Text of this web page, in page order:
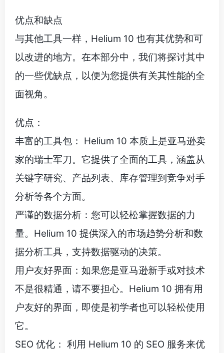
优点和缺点
与其他工具一样，Helium 10 也有其优势和可
以改进的地方。在本部分中，我们将探讨其中
的一些优缺点，以便为您提供有关其性能的全
面视角。
优点：
丰富的工具包： Helium 10 本质上是亚马逊卖
家的瑞士军刀。它提供了全面的工具，涵盖从
关键字研究、产品列表、库存管理到竞争对手
分析等各个方面。
严谨的数据分析：您可以轻松掌握数据的力
量。Helium 10 提供深入的市场趋势分析和数
据分析工具，支持数据驱动的决策。
用户友好界面：如果您是亚马逊新手或对技术
不是很精通，请不要担心。Helium 10 拥有用
户友好的界面，即使是初学者也可以轻松使用
它。
SEO 优化： 利用 Helium 10 的 SEO 服务来优